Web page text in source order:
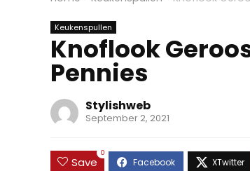
Keukenspullen
Knoflook
Pennies
Stylishweb
September 2, 2021
Save
0